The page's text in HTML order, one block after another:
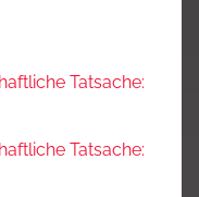
Tatsache:
Tatsache: